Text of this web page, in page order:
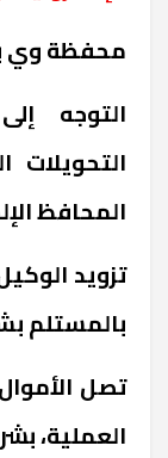
محفظة وي
التوجه
التحويلات
المحافظ
تزويد
بالمستلم
تصل
العملية،